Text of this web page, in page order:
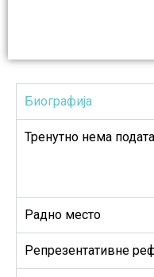
Биографија
Тренутно нема
Радно место
Репрезентативне